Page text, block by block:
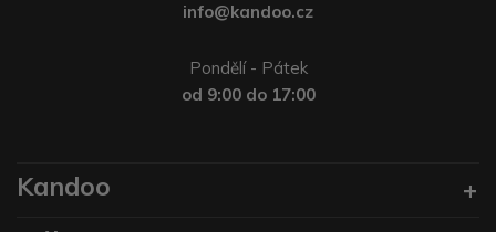
info@kandoo.cz
Pondělí - Pátek
od 9:00 do 17:00
Kandoo